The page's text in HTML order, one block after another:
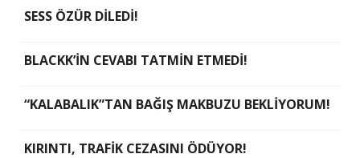
SESS ÖZÜR DİLEDİ!
BLACKK’İN CEVABI TATMİN ETMEDİ!
“KALABALIK”TAN BAĞIŞ MAKBUZU BEKLİYORUM!
KIRINTI, TRAFİK CEZASINI ÖDÜYOR!